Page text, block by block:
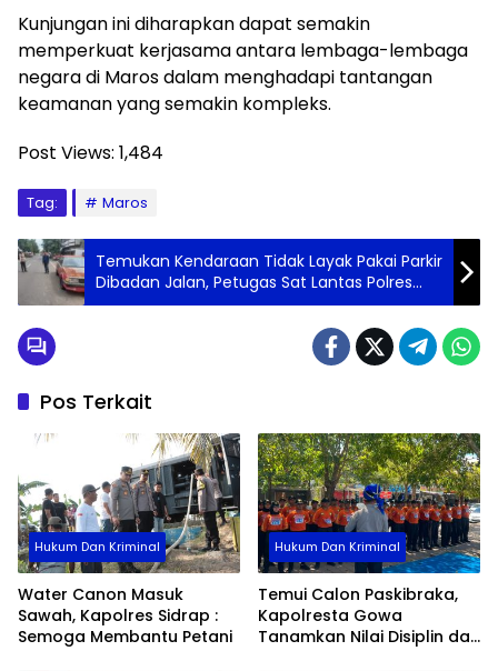
Kunjungan ini diharapkan dapat semakin
memperkuat kerjasama antara lembaga-lembaga
negara di Maros dalam menghadapi tantangan
keamanan yang semakin kompleks.
Post Views: 1,484
Tag: Maros
Temukan Kendaraan Tidak Layak Pakai Parkir
Dibadan Jalan, Petugas Sat Lantas Polres
Parepare Minta Pemiliknya Pindahkan
Pos Terkait
Hukum Dan Kriminal
Water Canon Masuk
Sawah, Kapolres Sidrap :
Semoga Membantu Petani
Hukum Dan Kriminal
Temui Calon Paskibraka,
Kapolresta Gowa
Tanamkan Nilai Disiplin dan